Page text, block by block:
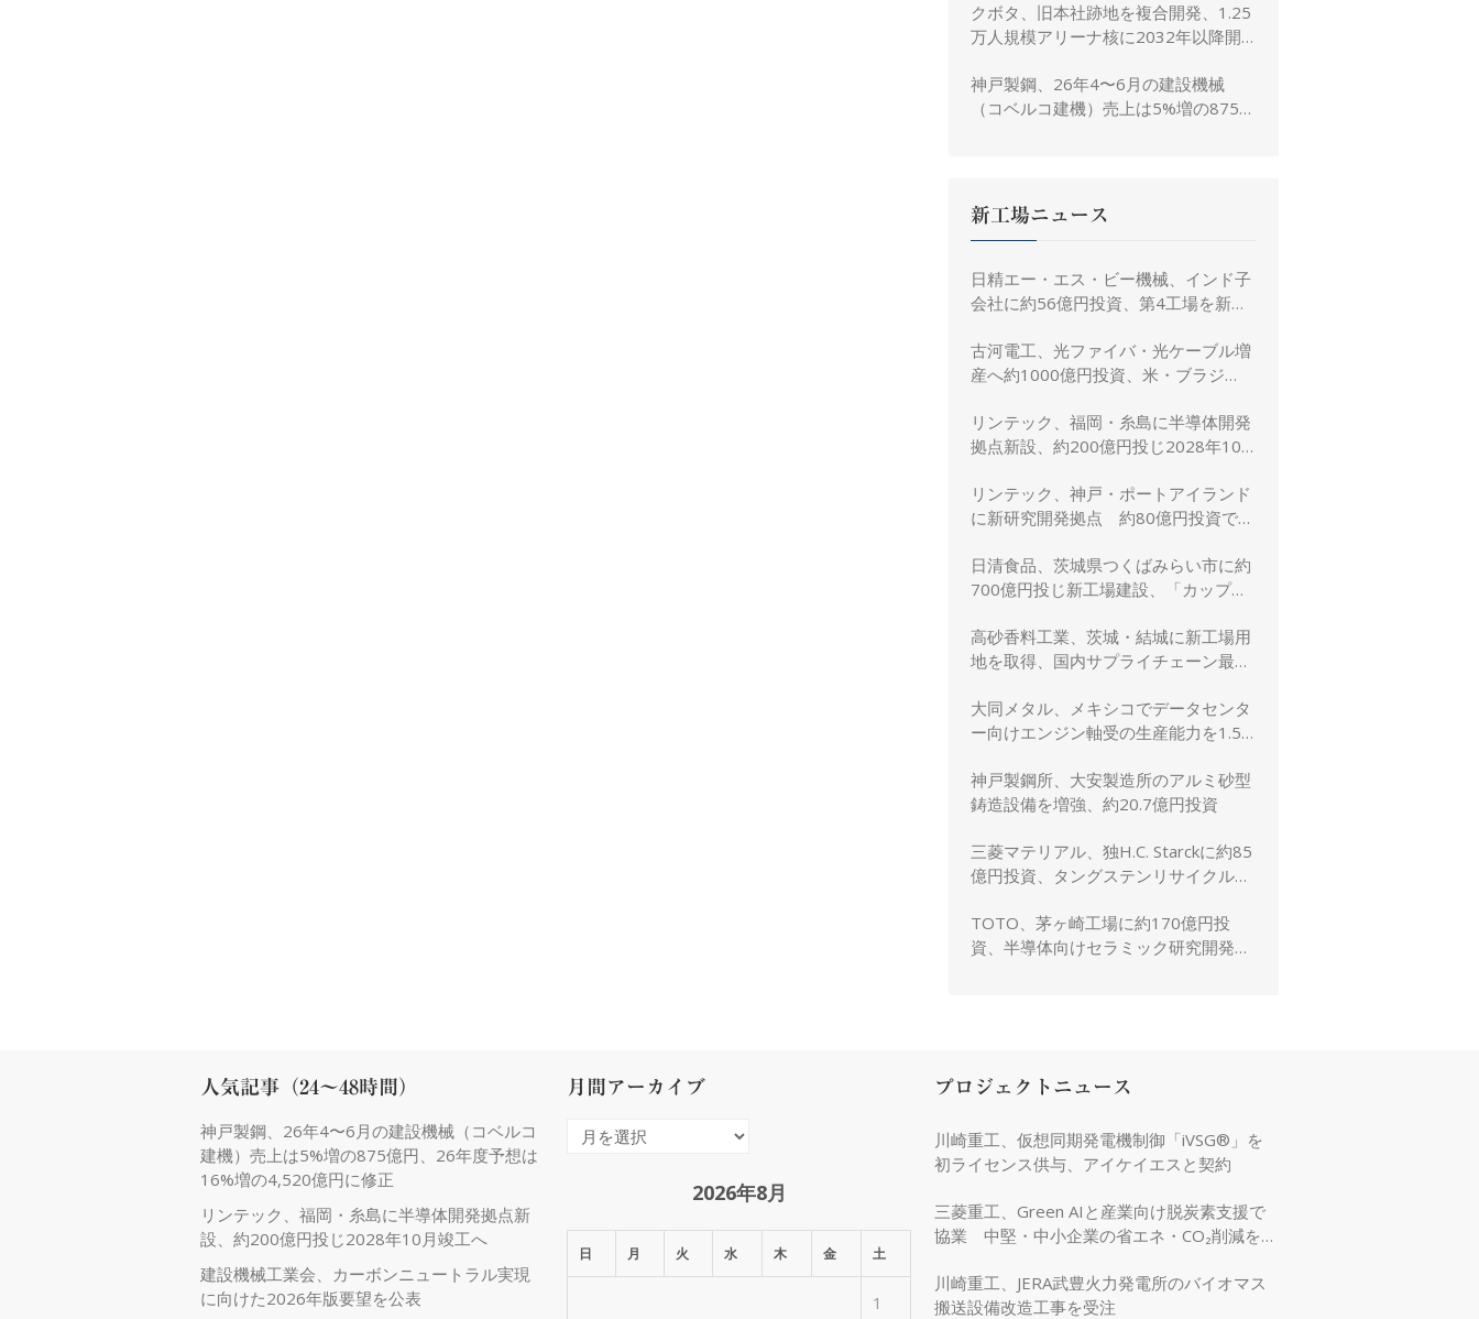
クボタ、旧本社跡地を複合開発、1.25
万人規模アリーナ核に2032年以降開
神戸製鋼、26年4〜6月の建設機械
（コベルコ建機）売上は5%増の875億
新工場ニュース
日精エー・エス・ビー機械、インド子
会社に約56億円投資、第4工場を新設
古河電工、光ファイバ・光ケーブル増
産へ約1000億円投資、米・ブラジ
リンテック、福岡・糸島に半導体開発
拠点新設、約200億円投じ2028年10
リンテック、神戸・ポートアイランド
に新研究開発拠点 約80億円投資で新
日清食品、茨城県つくばみらい市に約
700億円投じ新工場建設、「カップヌ
高砂香料工業、茨城・結城に新工場用
地を取得、国内サプライチェーン最適
大同メタル、メキシコでデータセンタ
ー向けエンジン軸受の生産能力を1.5
神戸製鋼所、大安製造所のアルミ砂型
鋳造設備を増強、約20.7億円投資
三菱マテリアル、独H.C. Starckに約85
億円投資、タングステンリサイクル能
TOTO、茅ヶ崎工場に約170億円投
資、半導体向けセラミック研究開発棟
人気記事（24～48時間）
神戸製鋼、26年4〜6月の建設機械（コベルコ
建機）売上は5%増の875億円、26年度予想は
16%増の4,520億円に修正
リンテック、福岡・糸島に半導体開発拠点新
設、約200億円投じ2028年10月竣工へ
建設機械工業会、カーボンニュートラル実現
に向けた2026年版要望を公表
月間アーカイブ
カ
イ
2026年8月
日 月 火 水 木 金 土
1
プロジェクトニュース
川崎重工、仮想同期発電機制御「iVSG®」を
初ライセンス供与、アイケイエスと契約
三菱重工、Green AIと産業向け脱炭素支援で
協業 中堅・中小企業の省エネ・CO₂削減を強
川崎重工、JERA武豊火力発電所のバイオマス
搬送設備改造工事を受注